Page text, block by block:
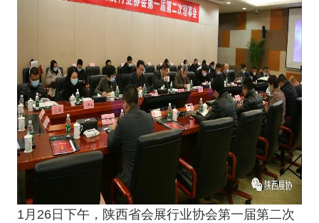
1月26日下午，陕西省会展行业协会第一届第二次